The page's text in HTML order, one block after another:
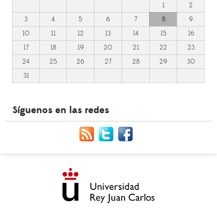
1
2
3
4 5 6 7 8
9
10
11 12 13 14 15
16
17
18 19 20 21 22
23
24
25 26 27 28 29
30
31
Síguenos en las redes